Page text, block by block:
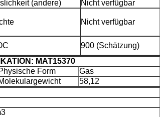
(andere)
Nicht verfügbar
Nicht verfügbar
900 (Schätzung)
MAT15370
Form
Gas
58,12